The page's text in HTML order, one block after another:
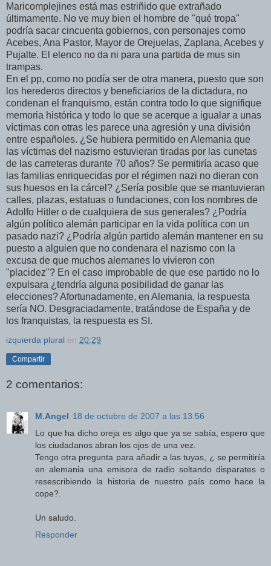
Maricomplejines está mas estriñido que extrañado
últimamente. No ve muy bien el hombre de "qué tropa"
podría sacar cincuenta gobiernos, con personajes como
Acebes, Ana Pastor, Mayor de Orejuelas, Zaplana, Acebes y
Pujalte. El elenco no da ni para una partida de mus sin
trampas.
En el pp, como no podía ser de otra manera, puesto que son
los herederos directos y beneficiarios de la dictadura, no
condenan el franquismo, están contra todo lo que signifique
memoria histórica y todo lo que se acerque a igualar a unas
víctimas con otras les parece una agresión y una división
entre españoles. ¿Se hubiera permitido en Alemania que
las víctimas del nazismo estuvieran tiradas por las cunetas
de las carreteras durante 70 años? Se permitiría acaso que
las familias enriquecidas por el régimen nazi no dieran con
sus huesos en la cárcel? ¿Sería posible que se mantuvieran
calles, plazas, estatuas o fundaciones, con los nombres de
Adolfo Hitler o de cualquiera de sus generales? ¿Podría
algún político alemán participar en la vida política con un
pasado nazi? ¿Podría algún partido alemán mantener en su
puesto a alguien que no condenara el nazismo con la
excusa de que muchos alemanes lo vivieron con
"placidez"? En el caso improbable de que ese partido no lo
expulsara ¿tendría alguna posibilidad de ganar las
elecciones? Afortunadamente, en Alemania, la respuesta
sería NO. Desgraciadamente, tratándose de España y de
los franquistas, la respuesta es SI.
izquierda plural en 20:29
Compartir
2 comentarios:
M.Angel 18 de octubre de 2007 a las 13:56
Lo que ha dicho oreja es algo que ya se sabía, espero que
los ciudadanos abran los ojos de una vez.
Tengo otra pregunta para añadir a las tuyas, ¿ se permitiría
en alemania una emisora de radio soltando disparates o
resescribiendo la historia de nuestro país como hace la
cope?.
Un saludo.
Responder